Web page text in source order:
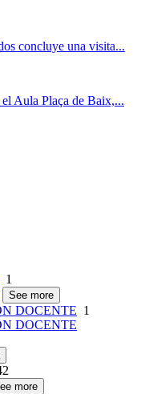
concluye una visita...
Aula Plaça de Baix,...
1
See more
DOCENTE 1
DOCENTE
more